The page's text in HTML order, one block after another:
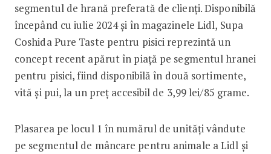
segmentul de hrană preferată de clienți. Disponibilă
începând cu iulie 2024 și în magazinele Lidl, Supa
Coshida Pure Taste pentru pisici reprezintă un
concept recent apărut în piață pe segmentul hranei
pentru pisici, fiind disponibilă în două sortimente,
vită și pui, la un preț accesibil de 3,99 lei/85 grame.
Plasarea pe locul 1 în numărul de unități vândute
pe segmentul de mâncare pentru animale a Lidl și